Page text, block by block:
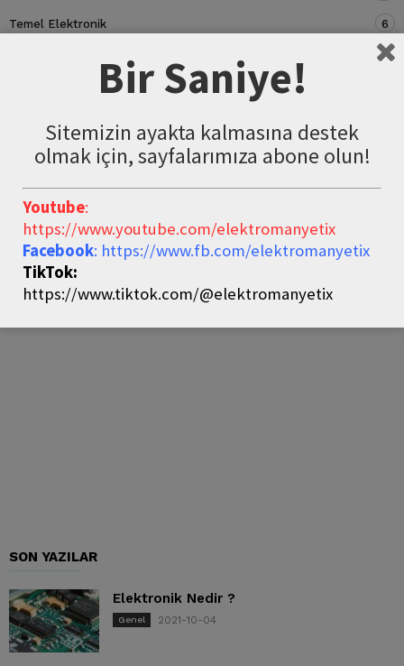
Temel Elektronik 6
5
SON YAZILAR
Elektronik Nedir ?
Genel 2021-10-04
Bir Saniye!
Sitemizin ayakta kalmasına destek
olmak için, sayfalarımıza abone olun!
Youtube:
https://www.youtube.com/elektromanyetix
Facebook: https://www.fb.com/elektromanyetix
TikTok:
https://www.tiktok.com/@elektromanyetix